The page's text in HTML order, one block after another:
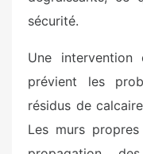
sécurité.
Une
prévient les
résidus de
Les murs